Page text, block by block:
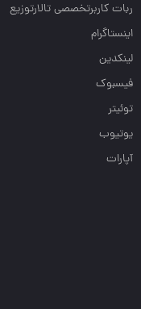
ربات کاربرتخصصی تالارتوزیع
اینستاگرام
لینکدین
فیسبوک
توئیتر
یوتیوب
آپارات